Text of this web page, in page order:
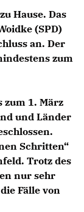
Hause. Das
(SPD)
an. Der
zum
zum 1. März
und Länder
Schritten“
Trotz des
nur sehr
Fälle von